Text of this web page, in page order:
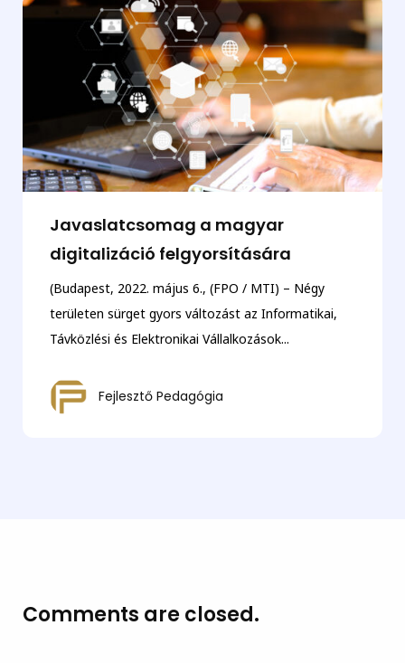
Javaslatcsomag a magyar
digitalizáció felgyorsítására
(Budapest, 2022. május 6., (FPO / MTI) – Négy
területen sürget gyors változást az Informatikai,
Távközlési és Elektronikai Vállalkozások...
Fejlesztő Pedagógia
Comments are closed.